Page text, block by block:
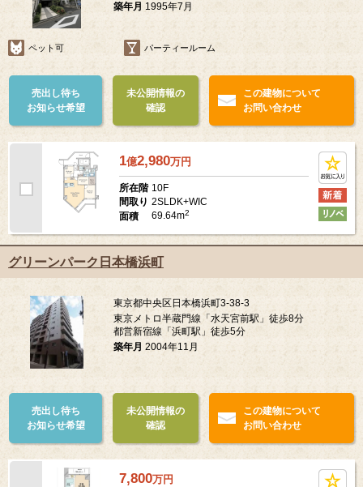
築年月 1995年7月
ペット可 パーティールーム
売出し待ち
お知らせ希望
未公開情報の
確認
この建物について
お問い合わせ
1億2,980万円
所在階 10F
間取り 2SLDK+WIC
面積
69.64m2
グリーンパーク日本橋浜町
東京都中央区日本橋浜町3-38-3
東京メトロ半蔵門線「水天宮前駅」徒歩8分
都営新宿線「浜町駅」徒歩5分
築年月 2004年11月
売出し待ち
お知らせ希望
未公開情報の
確認
この建物について
お問い合わせ
7,800万円